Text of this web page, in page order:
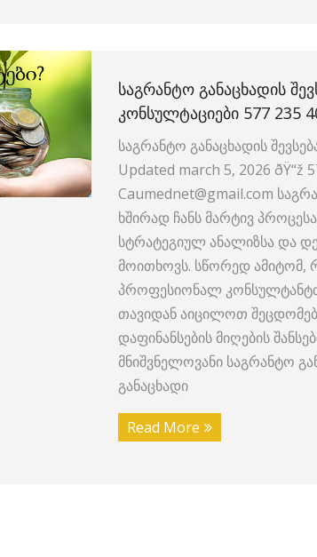
ᲡᲐᲒᲠᲐᲜᲢᲝ ᲒᲐᲜᲐᲪᲮᲐᲓᲘᲡ
ᲙᲝᲜᲡᲣᲚᲢᲐᲪᲘᲔᲑᲘ 577 235
საგრანტო განაცხადის
Updated march 5, 2026 ðŸ“ž
Caumednet@gmail.com
ხშირად ჩანს მარტივ
სტრატეგიულ ანალიზსა და
მოითხოვს. სწორედ ამიტომ,
პროფესიონალ
თავიდან აიცილოთ
დაფინანსების მიღების
მნიშვნელოვანი საგრანტო
განაცხადი
Read More